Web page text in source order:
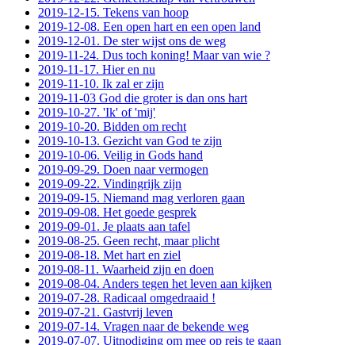
2019-12-15. Tekens van hoop
2019-12-08. Een open hart en een open land
2019-12-01. De ster wijst ons de weg
2019-11-24. Dus toch koning! Maar van wie ?
2019-11-17. Hier en nu
2019-11-10. Ik zal er zijn
2019-11-03 God die groter is dan ons hart
2019-10-27. 'Ik' of 'mij'
2019-10-20. Bidden om recht
2019-10-13. Gezicht van God te zijn
2019-10-06. Veilig in Gods hand
2019-09-29. Doen naar vermogen
2019-09-22. Vindingrijk zijn
2019-09-15. Niemand mag verloren gaan
2019-09-08. Het goede gesprek
2019-09-01. Je plaats aan tafel
2019-08-25. Geen recht, maar plicht
2019-08-18. Met hart en ziel
2019-08-11. Waarheid zijn en doen
2019-08-04. Anders tegen het leven aan kijken
2019-07-28. Radicaal omgedraaid !
2019-07-21. Gastvrij leven
2019-07-14. Vragen naar de bekende weg
2019-07-07. Uitnodiging om mee op reis te gaan